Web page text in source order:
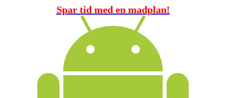
Spar tid med en madplan!